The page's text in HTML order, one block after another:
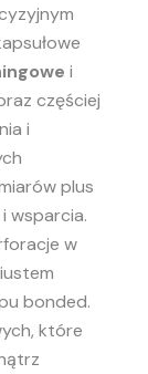
i
częściej
i
plus
wsparcia.
w
bonded.
które